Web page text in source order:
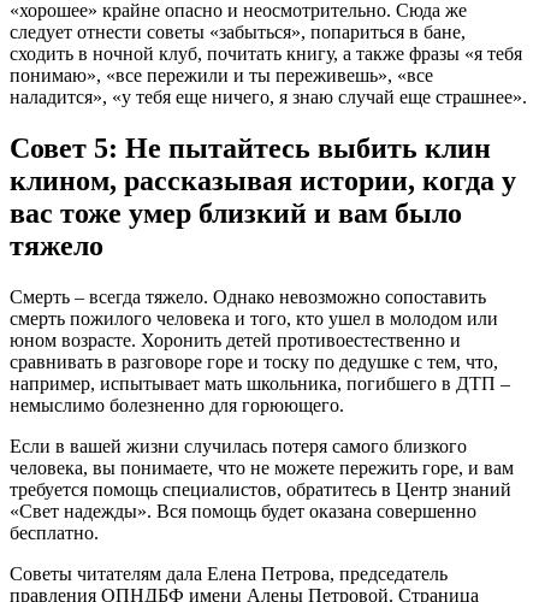
«хорошее» крайне опасно и неосмотрительно. Сюда же
следует отнести советы «забыться», попариться в бане,
сходить в ночной клуб, почитать книгу, а также фразы «я тебя
понимаю», «все пережили и ты переживешь», «все
наладится», «у тебя еще ничего, я знаю случай еще страшнее».
Совет 5: Не пытайтесь выбить клин
клином, рассказывая истории, когда у
вас тоже умер близкий и вам было
тяжело
Смерть – всегда тяжело. Однако невозможно сопоставить
смерть пожилого человека и того, кто ушел в молодом или
юном возрасте. Хоронить детей противоестественно и
сравнивать в разговоре горе и тоску по дедушке с тем, что,
например, испытывает мать школьника, погибшего в ДТП –
немыслимо болезненно для горюющего.
Если в вашей жизни случилась потеря самого близкого
человека, вы понимаете, что не можете пережить горе, и вам
требуется помощь специалистов, обратитесь в Центр знаний
«Свет надежды». Вся помощь будет оказана совершенно
бесплатно.
Советы читателям дала Елена Петрова, председатель
правления ОПНДБФ имени Алены Петровой. Страница